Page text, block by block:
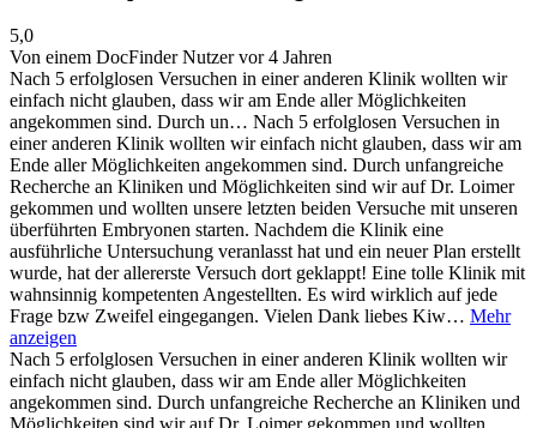
5,0
Von einem DocFinder Nutzervor 4 Jahren
Nach 5 erfolglosen Versuchen in einer anderen Klinik wollten wir
einfach nicht glauben, dass wir am Ende aller Möglichkeiten
angekommen sind. Durch un… Nach 5 erfolglosen Versuchen in
einer anderen Klinik wollten wir einfach nicht glauben, dass wir am
Ende aller Möglichkeiten angekommen sind. Durch unfangreiche
Recherche an Kliniken und Möglichkeiten sind wir auf Dr. Loimer
gekommen und wollten unsere letzten beiden Versuche mit unseren
überführten Embryonen starten. Nachdem die Klinik eine
ausführliche Untersuchung veranlasst hat und ein neuer Plan erstellt
wurde, hat der allererste Versuch dort geklappt! Eine tolle Klinik mit
wahnsinnig kompetenten Angestellten. Es wird wirklich auf jede
Frage bzw Zweifel eingegangen. Vielen Dank liebes Kiw… Mehr
anzeigen
Nach 5 erfolglosen Versuchen in einer anderen Klinik wollten wir
einfach nicht glauben, dass wir am Ende aller Möglichkeiten
angekommen sind. Durch unfangreiche Recherche an Kliniken und
Möglichkeiten sind wir auf Dr. Loimer gekommen und wollten